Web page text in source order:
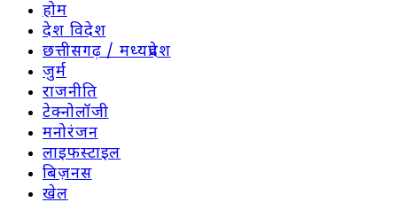
होम
देश विदेश
छत्तीसगढ़ / मध्यप्रदेश
जुर्म
राजनीति
टेक्नोलॉजी
मनोरंजन
लाइफस्टाइल
बिज़नस
खेल